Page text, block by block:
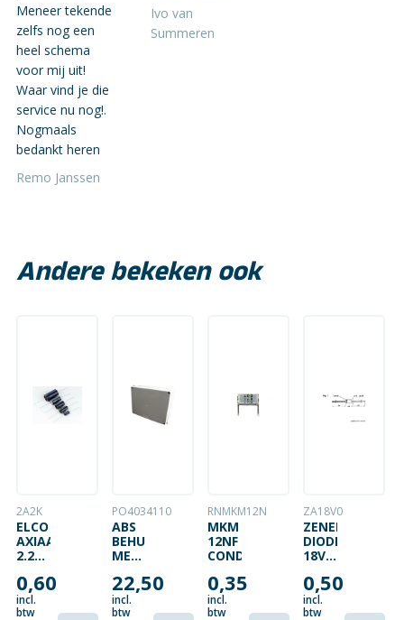
Meneer tekende
zelfs nog een
heel schema
voor mij uit!
Waar vind je die
service nu nog!.
Nogmaals
bedankt heren
Remo Janssen
Ivo van
Summeren
Andere bekeken ook
2A2K
ELCO
AXIAAL
2.2UF
0,60
incl.
btw
PO4034110
ABS
BEHUIZING
MET
INVOEREN
255X200X80MM
22,50
incl.
btw
RNMKM12N
MKM
12NF
CONDENSATOR
0,35
incl.
btw
ZA18V0
ZENER
DIODE
18V –
0,50
incl.
btw